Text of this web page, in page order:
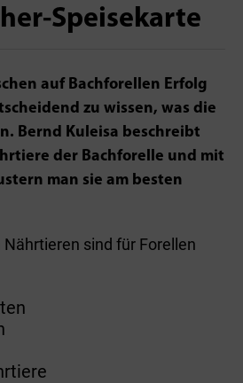
Speisekarte
auf Bachforellen Erfolg
zu wissen, was die
Bernd Kuleisa beschreibt
der Bachforelle und mit
man sie am besten
sind für Forellen